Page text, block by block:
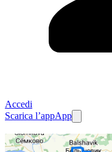
Accedi
Scarica l’appApp